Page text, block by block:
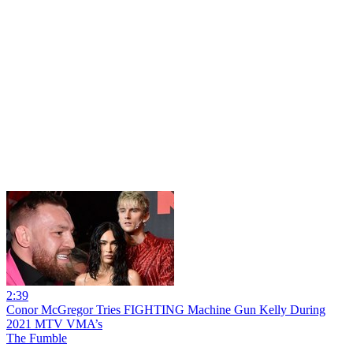
2:39
Conor McGregor Tries FIGHTING Machine Gun Kelly During
2021 MTV VMA’s
The Fumble